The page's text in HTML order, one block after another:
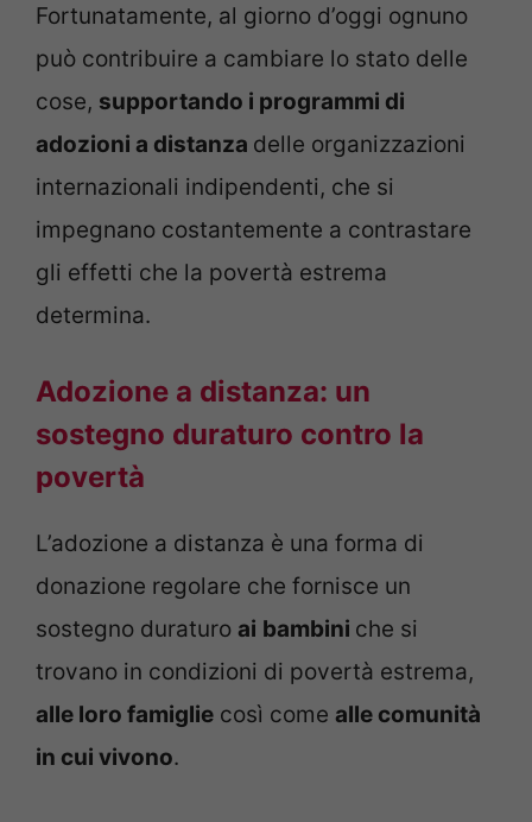
Fortunatamente, al giorno d’oggi ognuno
può contribuire a cambiare lo stato delle
cose, supportando i programmi di
adozioni a distanza delle organizzazioni
internazionali indipendenti, che si
impegnano costantemente a contrastare
gli effetti che la povertà estrema
determina.
Adozione a distanza: un
sostegno duraturo contro la
povertà
L’adozione a distanza è una forma di
donazione regolare che fornisce un
sostegno duraturo ai bambini che si
trovano in condizioni di povertà estrema,
alle loro famiglie così come alle comunità
in cui vivono.